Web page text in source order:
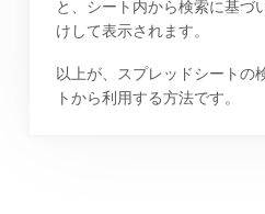
と、シート内から検索に基づ
けして表示されます。
以上が、スプレッドシートの
トから利用する方法です。